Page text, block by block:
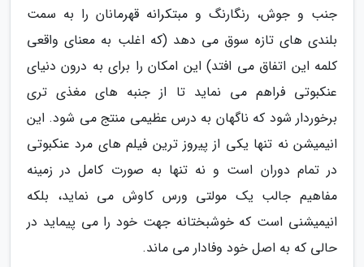
جنب و جوش، رنگارنگ و مبتکرانه قهرمانان را به سمت
بلندی های تازه سوق می دهد (که اغلب به معنای واقعی
کلمه این اتفاق می افتد) این امکان را برای به درون دنیای
عنکبوتی فراهم می نماید تا از جنبه های مغذی تری
برخوردار شود که ناگهان به درس عظیمی منتج می شود. این
انیمیشن نه تنها یکی از پیروز ترین فیلم های مرد عنکبوتی
در تمام دوران است و نه تنها به صورت کامل در زمینه
مفاهیم جالب یک مولتی ورس کاوش می نماید، بلکه
انیمیشنی است که خوشبختانه جهت خود را می پیماید در
حالی که به اصل خود وفادار می ماند.